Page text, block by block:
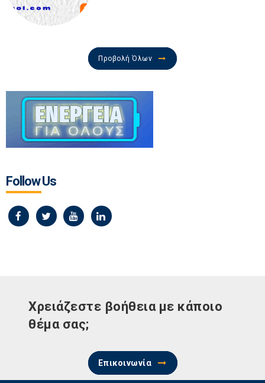
Προβολή Όλων
Follow Us
Χρειάζεστε βοήθεια με κάποιο
θέμα σας;
Επικοινωνία